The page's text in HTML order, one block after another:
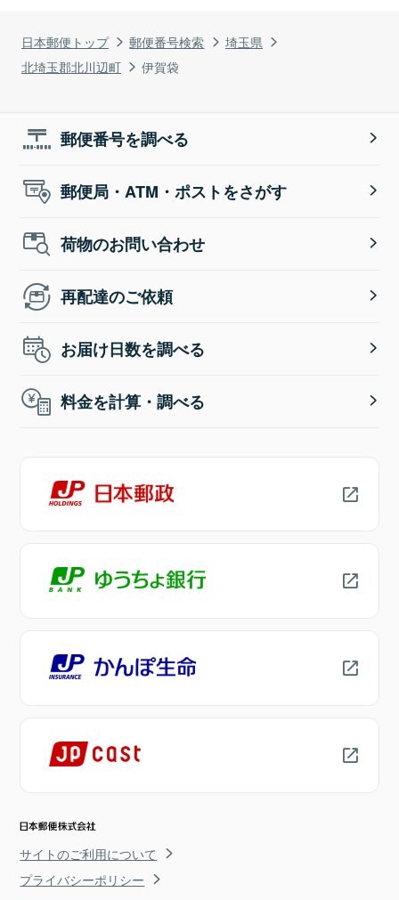
日本郵便トップ 郵便番号検索
埼玉県
北埼玉郡北川辺町
伊賀袋
郵便番号を調べる
郵便局・ATM・ポストをさがす
荷物のお問い合わせ
再配達のご依頼
お届け日数を調べる
料金を計算・調べる
サイトのご利用について
プライバシーポリシー